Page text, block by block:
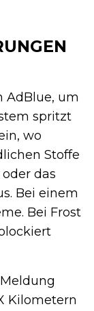
AdBlue, um
spritzt
wo
Stoffe
das
Bei einem
Bei Frost
Kilometern